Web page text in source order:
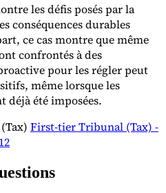
les défis posés par la
conséquences durables
ce cas montre que même
confrontés à des
pour les régler peut
même lorsque les
déjà été imposées.
First-tier Tribunal (Tax) -